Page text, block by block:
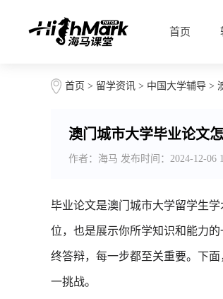
首页
首页 > 留学资讯 > 中国大学辅导 >
澳门城市大学毕业论文
作者：海马 发布时间：2024-12-06
毕业论文是澳门城市大学留学生
位，也是展示你所学知识和能力
终答辩，每一步都至关重要。下
一挑战。